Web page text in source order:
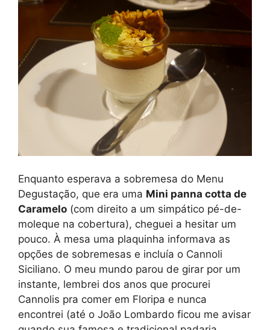
Enquanto esperava a sobremesa do Menu
Degustação, que era uma Mini panna cotta de
Caramelo (com direito a um simpático pé-de-
moleque na cobertura), cheguei a hesitar um
pouco. À mesa uma plaquinha informava as
opções de sobremesas e incluía o Cannoli
Siciliano. O meu mundo parou de girar por um
instante, lembrei dos anos que procurei
Cannolis pra comer em Floripa e nunca
encontrei (até o João Lombardo ficou me avisar